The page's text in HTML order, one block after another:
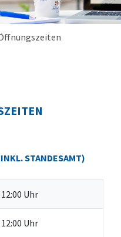
STANDESAMT)
Uhr
Uhr